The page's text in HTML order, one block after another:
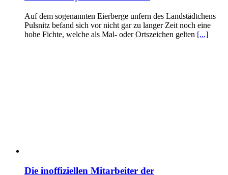
Auf dem sogenannten Eierberge unfern des Landstädtchens
Pulsnitz befand sich vor nicht gar zu langer Zeit noch eine
hohe Fichte, welche als Mal- oder Ortszeichen gelten [...]
Die inoffiziellen Mitarbeiter der